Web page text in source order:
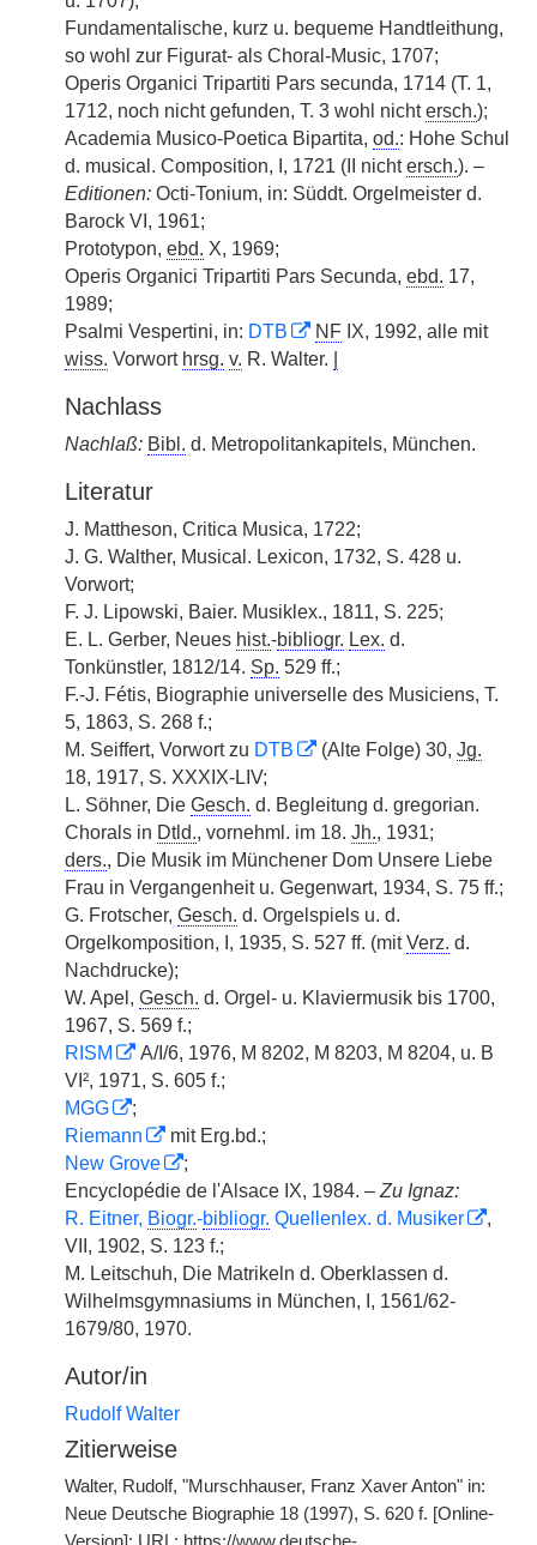
Fundamentalische, kurz u. bequeme Handtleithung,
so wohl zur Figurat- als Choral-Music, 1707;
Operis Organici Tripartiti Pars secunda, 1714 (T. 1,
1712, noch nicht gefunden, T. 3 wohl nichtersch.);
Academia Musico-Poetica Bipartita, od.: Hohe Schul
d. musical. Composition, I, 1721 (II nichtersch.). –
Editionen: Octi-Tonium, in: Süddt. Orgelmeister d.
Barock VI, 1961;
Prototypon, ebd. X, 1969;
Operis Organici Tripartiti Pars Secunda, ebd. 17,
1989;
Psalmi Vespertini, in: DTB NF IX, 1992, alle mit
wiss. Vorwort hrsg. v. R. Walter.
Nachlass
Nachlaß: Bibl. d. Metropolitankapitels, München.
Literatur
J. Mattheson, Critica Musica, 1722;
J. G. Walther, Musical. Lexicon, 1732, S. 428 u.
Vorwort;
F. J. Lipowski, Baier. Musiklex., 1811, S. 225;
E. L. Gerber, Neues hist.-bibliogr. Lex. d.
Tonkünstler, 1812/14. Sp. 529 ff.;
F.-J. Fétis, Biographie universelle des Musiciens, T.
5, 1863, S. 268 f.;
M. Seiffert, Vorwort zu DTB (Alte Folge) 30, Jg.
18, 1917, S. XXXIX-LIV;
L. Söhner, Die Gesch. d. Begleitung d. gregorian.
Chorals in Dtld., vornehml. im 18. Jh., 1931;
ders., Die Musik im Münchener Dom Unsere Liebe
Frau in Vergangenheit u. Gegenwart, 1934, S. 75 ff.;
G. Frotscher, Gesch. d. Orgelspiels u. d.
Orgelkomposition, I, 1935, S. 527 ff. (mitVerz. d.
Nachdrucke);
W. Apel, Gesch. d. Orgel- u. Klaviermusik bis 1700,
1967, S. 569 f.;
RISM
A/I/6, 1976, M 8202, M 8203, M 8204, u. B
VI², 1971, S. 605 f.;
MGG
;
Riemann
mit Erg.bd.;
New Grove
;
Encyclopédie de l'Alsace IX, 1984. – Zu Ignaz:
R. Eitner, Biogr.-bibliogr. Quellenlex. d. Musiker
,
VII, 1902, S. 123 f.;
M. Leitschuh, Die Matrikeln d. Oberklassen d.
Wilhelmsgymnasiums in München, I, 1561/62-
1679/80, 1970.
Autor/in
Rudolf Walter
Zitierweise
Walter, Rudolf, "Murschhauser, Franz Xaver Anton" in:
Neue Deutsche Biographie 18 (1997), S. 620 f. [Online-